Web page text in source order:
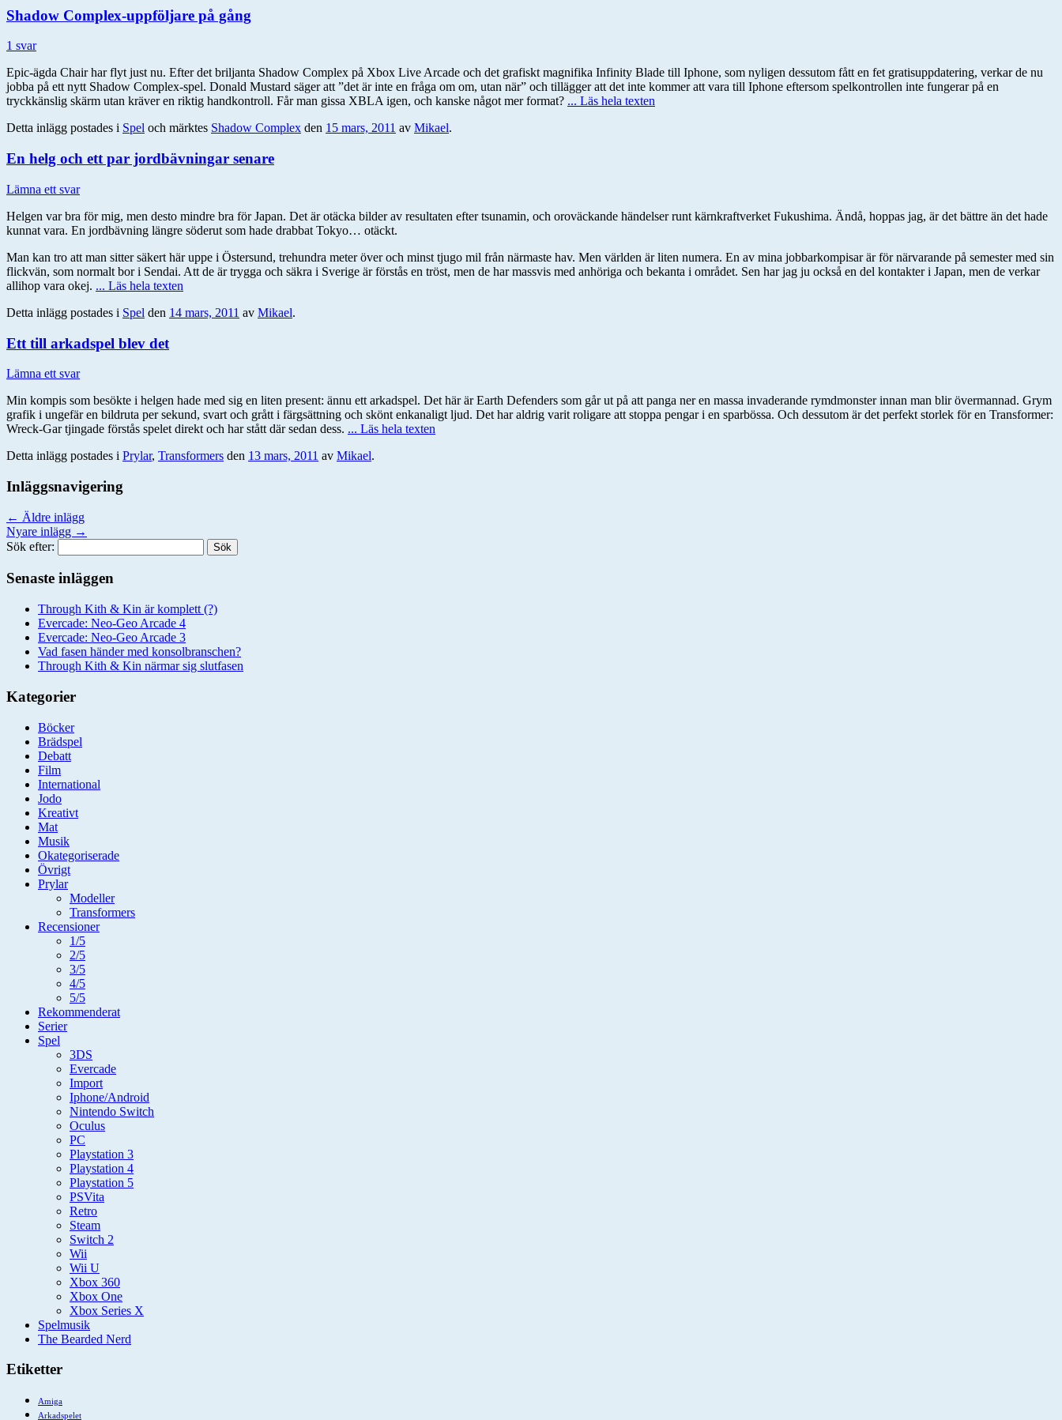
Shadow Complex-uppföljare på gång
1 svar
Epic-ägda Chair har flyt just nu. Efter det briljanta Shadow Complex på Xbox Live Arcade och det grafiskt magnifika Infinity Blade till Iphone, som nyligen dessutom fått en fet gratisuppdatering, verkar de nu
jobba på ett nytt Shadow Complex-spel. Donald Mustard säger att ”det är inte en fråga om om, utan när” och tillägger att det inte kommer att vara till Iphone eftersom spelkontrollen inte fungerar på en
tryckkänslig skärm utan kräver en riktig handkontroll. Får man gissa XBLA igen, och kanske något mer format? ... Läs hela texten
Detta inlägg postades i Spel och märktes Shadow Complex den 15 mars, 2011 av Mikael.
En helg och ett par jordbävningar senare
Lämna ett svar
Helgen var bra för mig, men desto mindre bra för Japan. Det är otäcka bilder av resultaten efter tsunamin, och oroväckande händelser runt kärnkraftverket Fukushima. Ändå, hoppas jag, är det bättre än det hade
kunnat vara. En jordbävning längre söderut som hade drabbat Tokyo… otäckt.
Man kan tro att man sitter säkert här uppe i Östersund, trehundra meter över och minst tjugo mil från närmaste hav. Men världen är liten numera. En av mina jobbarkompisar är för närvarande på semester med sin
flickvän, som normalt bor i Sendai. Att de är trygga och säkra i Sverige är förstås en tröst, men de har massvis med anhöriga och bekanta i området. Sen har jag ju också en del kontakter i Japan, men de verkar
allihop vara okej. ... Läs hela texten
Detta inlägg postades i Spel den 14 mars, 2011 av Mikael.
Ett till arkadspel blev det
Lämna ett svar
Min kompis som besökte i helgen hade med sig en liten present: ännu ett arkadspel. Det här är Earth Defenders som går ut på att panga ner en massa invaderande rymdmonster innan man blir övermannad. Grym
grafik i ungefär en bildruta per sekund, svart och grått i färgsättning och skönt enkanaligt ljud. Det har aldrig varit roligare att stoppa pengar i en sparbössa. Och dessutom är det perfekt storlek för en Transformer:
Wreck-Gar tjingade förstås spelet direkt och har stått där sedan dess. ... Läs hela texten
Detta inlägg postades i Prylar, Transformers den 13 mars, 2011 av Mikael.
Inläggsnavigering
← Äldre inlägg
Nyare inlägg →
Sök efter:
Senaste inläggen
Through Kith & Kin är komplett (?)
Evercade: Neo-Geo Arcade 4
Evercade: Neo-Geo Arcade 3
Vad fasen händer med konsolbranschen?
Through Kith & Kin närmar sig slutfasen
Kategorier
Böcker
Brädspel
Debatt
Film
International
Jodo
Kreativt
Mat
Musik
Okategoriserade
Övrigt
Prylar
Modeller
Transformers
Recensioner
1/5
2/5
3/5
4/5
5/5
Rekommenderat
Serier
Spel
3DS
Evercade
Import
Iphone/Android
Nintendo Switch
Oculus
PC
Playstation 3
Playstation 4
Playstation 5
PSVita
Retro
Steam
Switch 2
Wii
Wii U
Xbox 360
Xbox One
Xbox Series X
Spelmusik
The Bearded Nerd
Etiketter
Amiga
Arkadspelet